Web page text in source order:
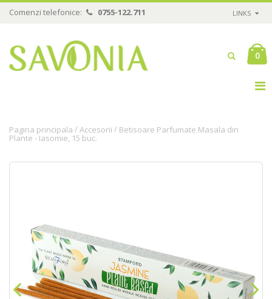
Comenzi telefonice: 0755-122.711 LINKS
0
Pagina principala /Accesorii / Betisoare Parfumate Masala din
Plante - Iasomie, 15 buc.